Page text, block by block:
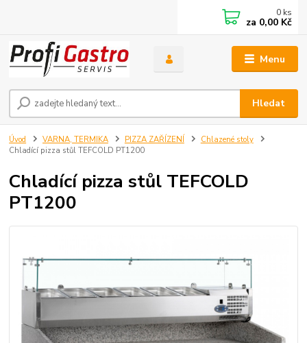
Menu
Hledat
0 ks
za 0,00 Kč
Úvod VARNA, TERMIKA PIZZA ZAŘÍZENÍ
Chlazené stoly
Chladící pizza stůl TEFCOLD PT1200
Chladící pizza stůl TEFCOLD
PT1200